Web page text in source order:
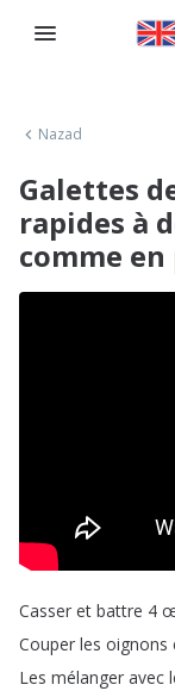
Nazad
Galettes
rapides à
comme
Casser et battre 4
Couper les oignons
Les mélanger avec